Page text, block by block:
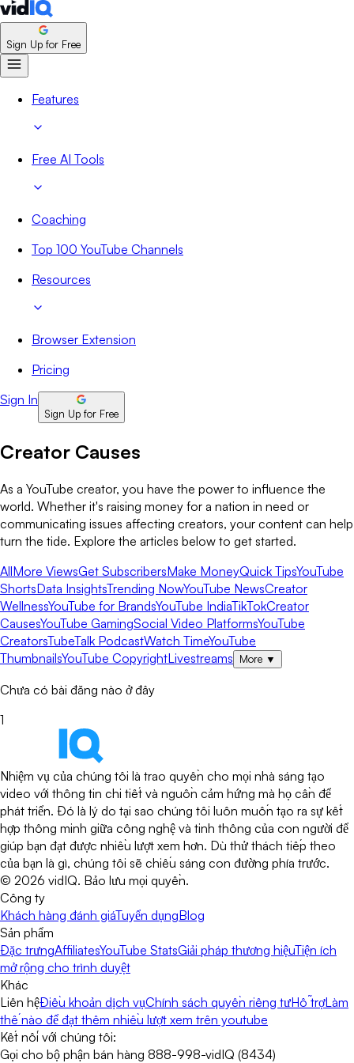
Sign Up for Free
Features
Free AI Tools
Coaching
Top 100 YouTube Channels
Resources
Browser Extension
Pricing
Sign In
Sign Up for Free
Creator Causes
As a YouTube creator, you have the power to influence the
world. Whether it's raising money for a nation in need or
communicating issues affecting creators, your content can help
turn the tide. Explore the articles below to get started.
AllMore ViewsGet SubscribersMake MoneyQuick TipsYouTube
ShortsData InsightsTrending NowYouTube NewsCreator
WellnessYouTube for BrandsYouTube IndiaTikTokCreator
CausesYouTube GamingSocial Video PlatformsYouTube
CreatorsTubeTalk PodcastWatch TimeYouTube
ThumbnailsYouTube CopyrightLivestreams More ▼
Chưa có bài đăng nào ở đây
1
Nhiệm vụ của chúng tôi là trao quyền cho mọi nhà sáng tạo
video với thông tin chi tiết và nguồn cảm hứng mà họ cần để
phát triển. Đó là lý do tại sao chúng tôi luôn muốn tạo ra sự kết
hợp thông minh giữa công nghệ và tinh thông của con người để
giúp bạn đạt được nhiều lượt xem hơn. Dù thử thách tiếp theo
của bạn là gì, chúng tôi sẽ chiếu sáng con đường phía trước.
© 2026 vidIQ. Bảo lưu mọi quyền.
Công ty
Khách hàng đánh giáTuyển dụngBlog
Sản phẩm
Đặc trưngAffiliatesYouTube StatsGiải pháp thương hiệuTiện ích
mở rộng cho trình duyệt
Khác
Liên hệĐiều khoản dịch vụChính sách quyền riêng tưHỗ trợLàm
thế nào để đạt thêm nhiều lượt xem trên youtube
Kết nối với chúng tôi:
Gọi cho bộ phận bán hàng 888-998-vidIQ (8434)